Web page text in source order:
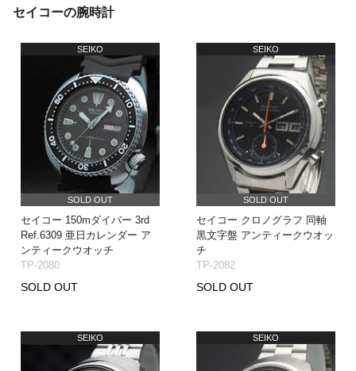
セイコーの腕時計
SEIKO
SOLD OUT
セイコー 150mダイバー 3rd
Ref.6309 亜日カレンダー ア
ンティークウオッチ
TP-2080
SOLD OUT
SEIKO
SOLD OUT
セイコー クロノグラフ 同軸
黒文字盤 アンティークウオッ
チ
TP-2082
SOLD OUT
SEIKO SEIKO